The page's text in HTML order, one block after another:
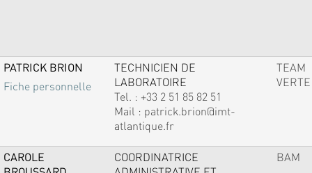
PATRICK BRION
Fiche personnelle
TECHNICIEN DE
LABORATOIRE
Tel. : +33 2 51 85 82 51
Mail : patrick.brion@imt-
atlantique.fr
TEAM
VERTE
CAROLE
COORDINATRICE
BAM